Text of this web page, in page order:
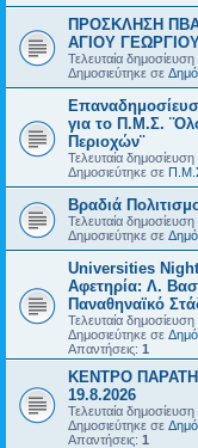
ΠΡΟΣΚΛΗΣΗ
ΑΓΙΟΥ
Τελευταία
Δημοσιεύτηκε σε
για το Π.Μ.Σ.
Περιοχών¨
Τελευταία
Δημοσιεύτηκε σε
Βραδιά
Τελευταία
Δημοσιεύτηκε σε
Universities
Αφετηρία: Λ.
Παναθηναϊκό
Τελευταία
Δημοσιεύτηκε σε
Απαντήσεις: 1
ΚΕΝΤΡΟ
19.8.2026
Τελευταία
Δημοσιεύτηκε σε
Απαντήσεις: 1